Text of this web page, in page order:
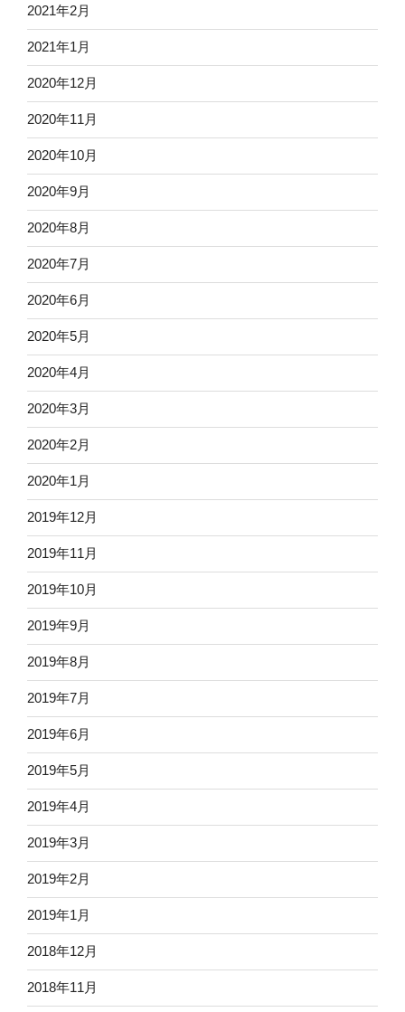
2021年2月
2021年1月
2020年12月
2020年11月
2020年10月
2020年9月
2020年8月
2020年7月
2020年6月
2020年5月
2020年4月
2020年3月
2020年2月
2020年1月
2019年12月
2019年11月
2019年10月
2019年9月
2019年8月
2019年7月
2019年6月
2019年5月
2019年4月
2019年3月
2019年2月
2019年1月
2018年12月
2018年11月